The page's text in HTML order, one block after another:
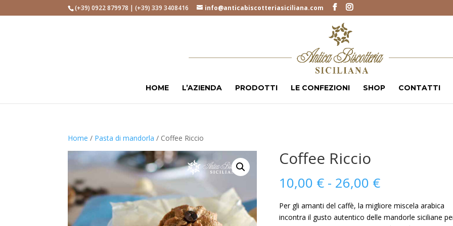
(+39) 0922 879978 | (+39) 339 3408416 info@anticabiscotteriasiciliana.com
HOME L’AZIENDA PRODOTTI LE CONFEZIONI SHOP CONTATTI
Home / Pasta di mandorla / Coffee Riccio
Coffee Riccio
10,00 € - 26,00 €Fascia
di
prezzo:
da
Per gli amanti del caffè, la migliore miscela arabica
incontra il gusto autentico delle mandorle siciliane